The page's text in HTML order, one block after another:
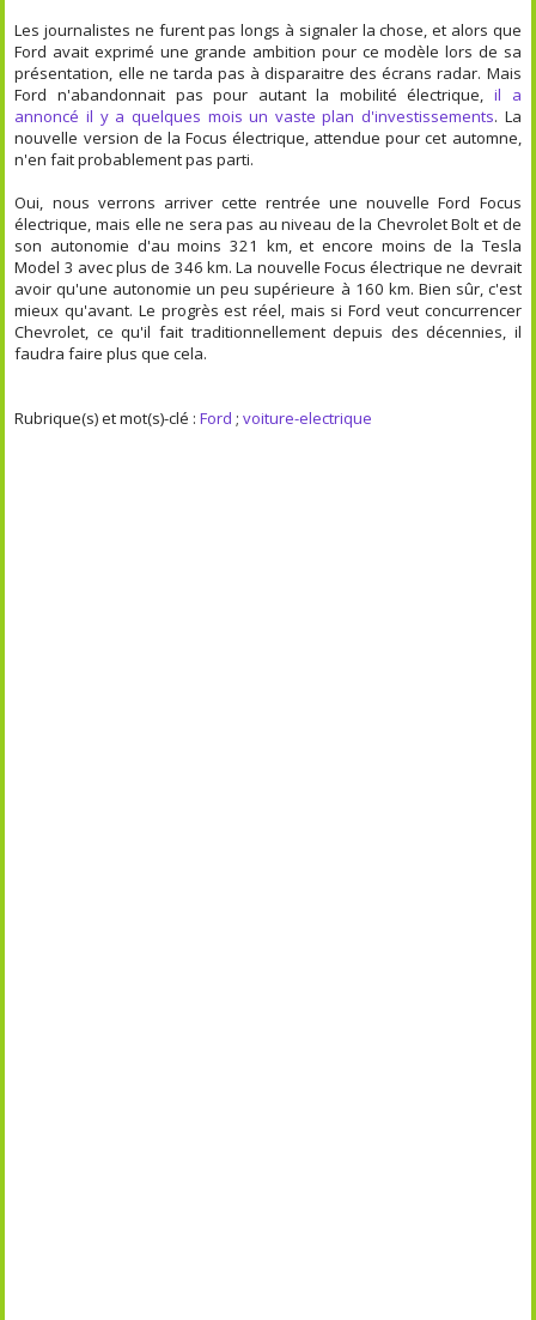
Les journalistes ne furent pas longs à signaler la chose, et alors que
Ford avait exprimé une grande ambition pour ce modèle lors de sa
présentation, elle ne tarda pas à disparaitre des écrans radar. Mais
Ford n'abandonnait pas pour autant la mobilité électrique, il a
annoncé il y a quelques mois un vaste plan d'investissements. La
nouvelle version de la Focus électrique, attendue pour cet automne,
n'en fait probablement pas parti.
Oui, nous verrons arriver cette rentrée une nouvelle Ford Focus
électrique, mais elle ne sera pas au niveau de la Chevrolet Bolt et de
son autonomie d'au moins 321 km, et encore moins de la Tesla
Model 3 avec plus de 346 km. La nouvelle Focus électrique ne devrait
avoir qu'une autonomie un peu supérieure à 160 km. Bien sûr, c'est
mieux qu'avant. Le progrès est réel, mais si Ford veut concurrencer
Chevrolet, ce qu'il fait traditionnellement depuis des décennies, il
faudra faire plus que cela.
Rubrique(s) et mot(s)-clé :Ford ;voiture-electrique